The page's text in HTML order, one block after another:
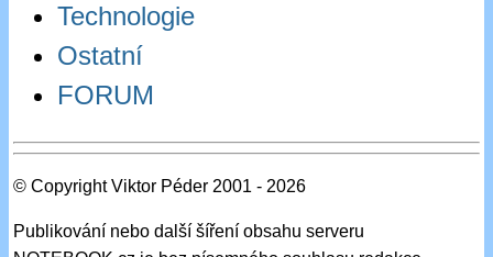
Technologie
Ostatní
FORUM
© Copyright Viktor Péder 2001 - 2026
Publikování nebo další šíření obsahu serveru